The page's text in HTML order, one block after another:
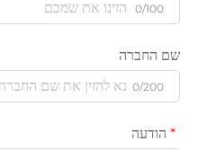
0/100
שם החברה
0/200
הודעה